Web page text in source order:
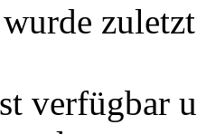
verfügbar